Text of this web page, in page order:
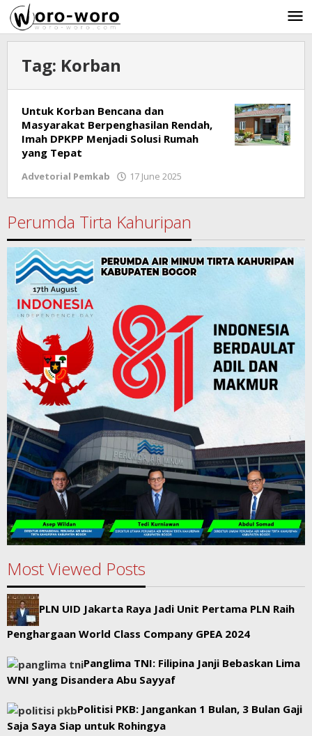
Skip
to
content
Tag: Korban
Untuk Korban Bencana dan
Masyarakat Berpenghasilan Rendah,
Imah DPKPP Menjadi Solusi Rumah
yang Tepat
Advetorial Pemkab 17 June 2025
Perumda Tirta Kahuripan
Most Viewed Posts
PLN UID Jakarta Raya Jadi Unit Pertama PLN Raih
Penghargaan World Class Company GPEA 2024
Panglima TNI: Filipina Janji Bebaskan Lima
WNI yang Disandera Abu Sayyaf
Politisi PKB: Jangankan 1 Bulan, 3 Bulan Gaji
Saja Saya Siap untuk Rohingya